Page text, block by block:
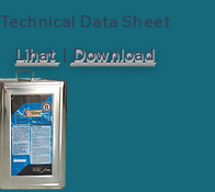
Technical Data Sheet
Lihat | Download